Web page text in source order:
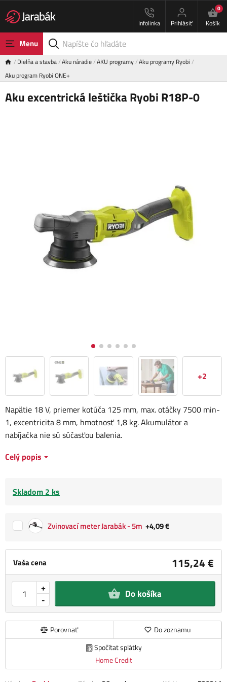
Infolinka Prihlásiť
0
Košík
Menu
Dielňa a stavba Aku náradie AKU programy Aku programy Ryobi
Aku program Ryobi ONE+
Aku excentrická leštička Ryobi R18P-0
+2
Vaša cena 115,24 €
-
+ Do košíka
Porovnať
Do zoznamu
Spočítat splátky
Home Credit
Napätie 18 V, priemer kotúča 125 mm, max. otáčky 7500 min-
1, excentricita 8 mm, hmotnosť 1,8 kg. Akumulátor a
nabíjačka nie sú súčasťou balenia.
Celý popis
Skladom 2 ks
Zvinovací meter Jarabák - 5m +4,09 €